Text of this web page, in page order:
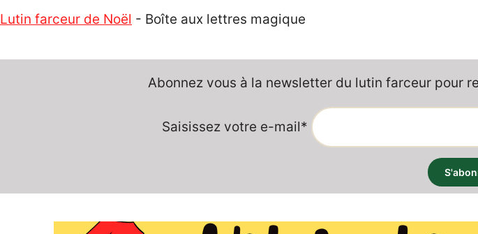
Lutin farceur de Noël - Boîte aux lettres magique
Abonnez vous à la newsletter du lutin farceur pour
Saisissez votre e-mail*